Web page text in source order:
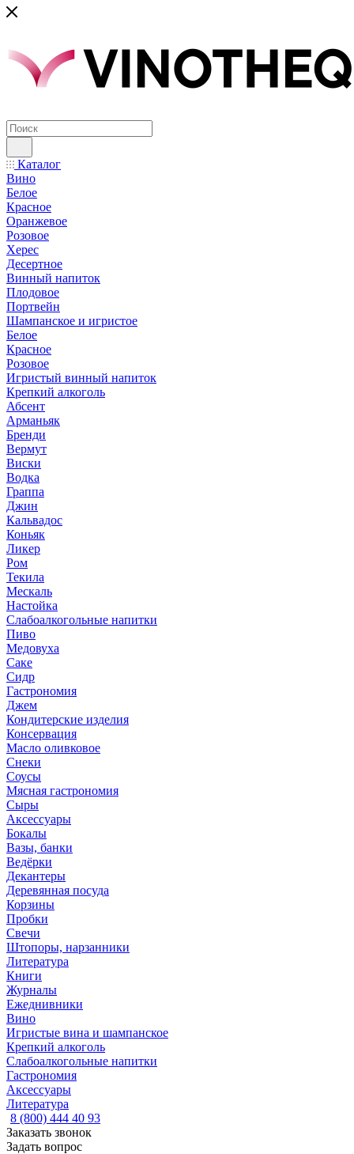
Каталог
Вино
Белое
Красное
Оранжевое
Розовое
Херес
Десертное
Винный напиток
Плодовое
Портвейн
Шампанское и игристое
Белое
Красное
Розовое
Игристый винный напиток
Крепкий алкоголь
Абсент
Арманьяк
Бренди
Вермут
Виски
Водка
Граппа
Джин
Кальвадос
Коньяк
Ликер
Ром
Текила
Мескаль
Настойка
Слабоалкогольные напитки
Пиво
Медовуха
Саке
Сидр
Гастрономия
Джем
Кондитерские изделия
Консервация
Масло оливковое
Снеки
Соусы
Мясная гастрономия
Сыры
Аксессуары
Бокалы
Вазы, банки
Ведёрки
Декантеры
Деревянная посуда
Корзины
Пробки
Свечи
Штопоры, нарзанники
Литература
Книги
Журналы
Ежеднивники
Вино
Игристые вина и шампанское
Крепкий алкоголь
Слабоалкогольные напитки
Гастрономия
Аксессуары
Литература
8 (800) 444 40 93
Заказать звонок
Задать вопрос